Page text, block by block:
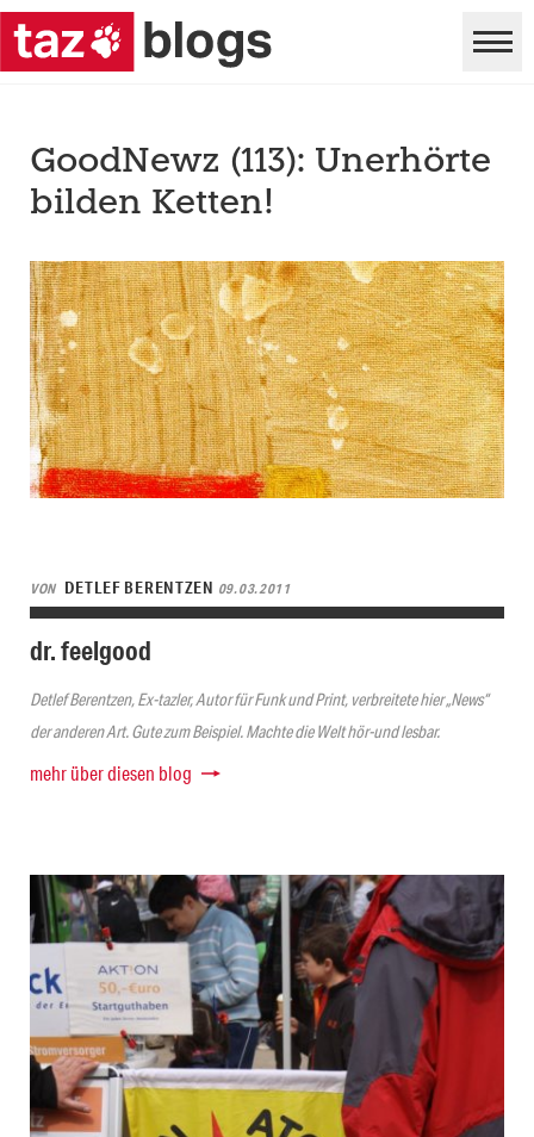
GoodNewz (113): Unerhörte
bilden Ketten!
VON DETLEF BERENTZEN 09.03.2011
dr. feelgood
Detlef Berentzen, Ex-tazler, Autor für Funk und Print, verbreitete hier „News“
der anderen Art. Gute zum Beispiel. Machte die Welt hör-und lesbar.
mehr über diesen blog